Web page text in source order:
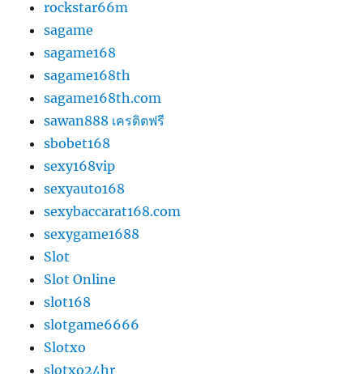
rockstar66m
sagame
sagame168
sagame168th
sagame168th.com
sawan888 เครดิตฟรี
sbobet168
sexy168vip
sexyauto168
sexybaccarat168.com
sexygame1688
Slot
Slot Online
slot168
slotgame6666
Slotxo
slotxo24hr